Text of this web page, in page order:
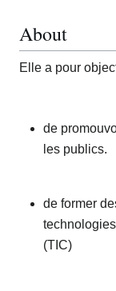
About
Elle a pour
de
les publics.
de former
(TIC)